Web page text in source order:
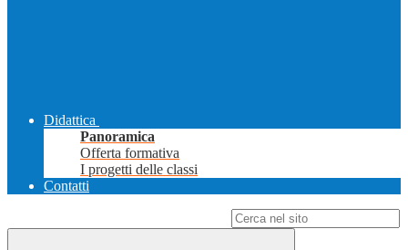
Didattica
Panoramica
Offerta formativa
I progetti delle classi
Contatti